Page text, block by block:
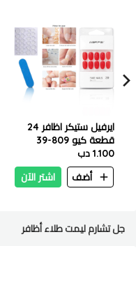
ايرفيل ستيكر اظافر 24
قطعة كيو 809-39
1.100 دب
أضف
اشتر الآن
جل تشارم ليمت طلاء أظافر